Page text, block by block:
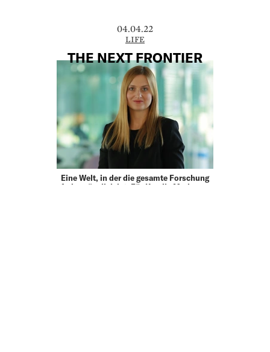
04.04.22
LIFE
THE NEXT FRONTIER
Eine Welt, in der die gesamte Forschung
frei zugänglich ist: Für Kamila Markram,